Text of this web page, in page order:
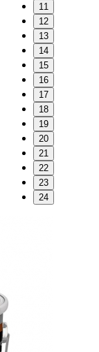
11
12
13
14
15
16
17
18
19
20
21
22
23
24